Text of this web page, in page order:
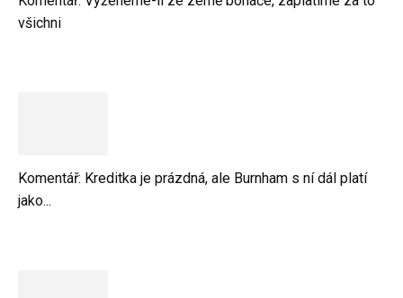
všichni
Komentář: Kreditka je prázdná, ale Burnham s ní dál platí
jako...